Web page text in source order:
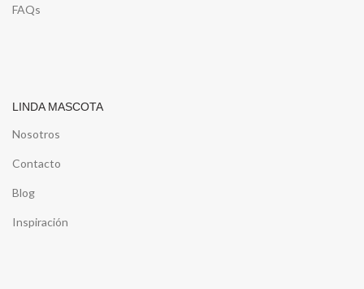
FAQs
LINDA MASCOTA
Nosotros
Contacto
Blog
Inspiración